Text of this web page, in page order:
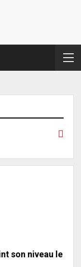
son niveau le